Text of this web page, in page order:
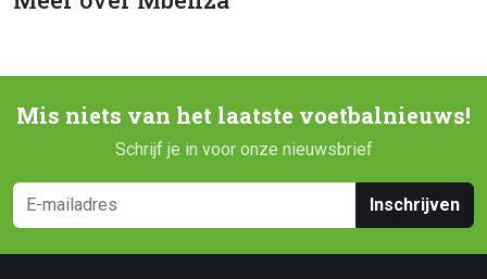
Mis niets van het laatste voetbalnieuws!
Schrijf je in voor onze nieuwsbrief
Inschrijven